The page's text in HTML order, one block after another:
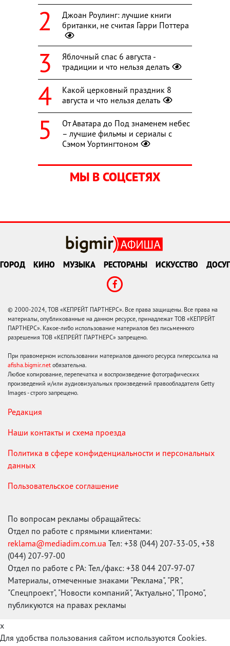
Джоан Роулинг: лучшие книги
британки, не считая Гарри Поттера
Яблочный спас 6 августа -
традиции и что нельзя делать
Какой церковный праздник 8
августа и что нельзя делать
От Аватара до Под знаменем небес
– лучшие фильмы и сериалы с
Сэмом Уортингтоном
МЫ В СОЦСЕТЯХ
ГОРОД КИНО МУЗЫКА РЕСТОРАНЫ ИСКУССТВО ДОСУГ
© 2000-2024, ТОВ «КЕПРЕЙТ ПАРТНЕРС». Все права защищены. Все права на
материалы, опубликованные на данном ресурсе, принадлежат ТОВ «КЕПРЕЙТ
ПАРТНЕРС». Какое-либо использование материалов без письменного
разрешения ТОВ «КЕПРЕЙТ ПАРТНЕРС» запрещено.
При правомерном использовании материалов данного ресурса гиперссылка на
afisha.bigmir.net обязательна.
Любое копирование, перепечатка и воспроизведение фотографических
произведений и/или аудиовизуальных произведений правообладателя Getty
Images - строго запрещено.
Редакция
Наши контакты и схема проезда
Политика в сфере конфиденциальности и персональных
данных
Пользовательское соглашение
По вопросам рекламы обращайтесь:
Отдел по работе с прямыми клиентами:
reklama@mediadim.com.ua Тел: +38 (044) 207-33-05, +38
(044) 207-97-00
Отдел по работе с РА: Тел./факс: +38 044 207-97-07
Материалы, отмеченные знаками "Реклама", "PR",
"Спецпроект", "Новости компаний", "Актуально", "Промо",
публикуются на правах рекламы
x
Для удобства пользования сайтом используются Cookies.